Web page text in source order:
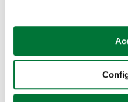
Si lo permite, también
Recopilar información
Identificar su
para buscar
Coches de segunda mano
Coches de km0